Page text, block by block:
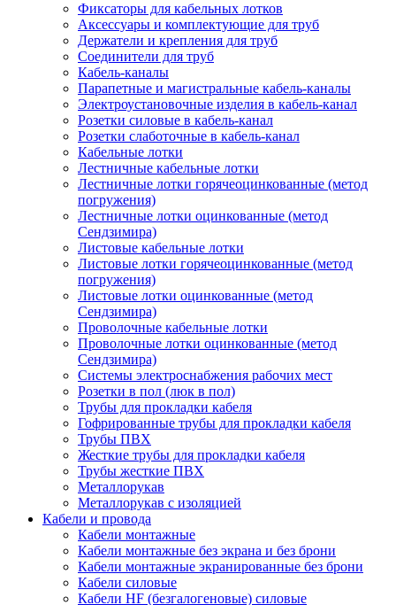
Фиксаторы для кабельных лотков
Аксессуары и комплектующие для труб
Держатели и крепления для труб
Соединители для труб
Кабель-каналы
Парапетные и магистральные кабель-каналы
Электроустановочные изделия в кабель-канал
Розетки силовые в кабель-канал
Розетки слаботочные в кабель-канал
Кабельные лотки
Лестничные кабельные лотки
Лестничные лотки горячеоцинкованные (метод
погружения)
Лестничные лотки оцинкованные (метод
Сендзимира)
Листовые кабельные лотки
Листовые лотки горячеоцинкованные (метод
погружения)
Листовые лотки оцинкованные (метод
Сендзимира)
Проволочные кабельные лотки
Проволочные лотки оцинкованные (метод
Сендзимира)
Системы электроснабжения рабочих мест
Розетки в пол (люк в пол)
Трубы для прокладки кабеля
Гофрированные трубы для прокладки кабеля
Трубы ПВХ
Жесткие трубы для прокладки кабеля
Трубы жесткие ПВХ
Металлорукав
Металлорукав с изоляцией
Кабели и провода
Кабели монтажные
Кабели монтажные без экрана и без брони
Кабели монтажные экранированные без брони
Кабели силовые
Кабели HF (безгалогеновые) силовые